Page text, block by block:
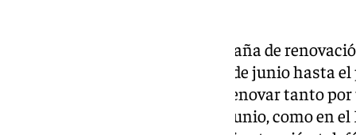
En cuanto a los plazos, la campaña de
días y se prolongará desde el 15 de junio hasta
será 100% online, pudiéndose renovar tanto
abonados en los días 15 y 16 de junio, como en